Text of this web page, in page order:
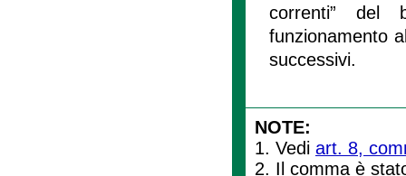
correnti” del
funzionamento
successivi.
NOTE:
1. Vedi art. 8,
2. Il comma è